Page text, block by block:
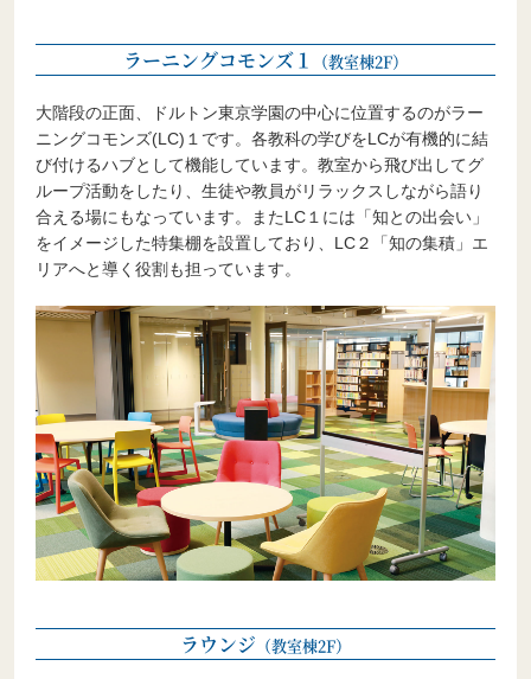
ラーニングコモンズ１ （教室棟2F）
大階段の正面、ドルトン東京学園の中心に位置するのがラー
ニングコモンズ(LC)１です。各教科の学びをLCが有機的に結
び付けるハブとして機能しています。教室から飛び出してグ
ループ活動をしたり、生徒や教員がリラックスしながら語り
合える場にもなっています。またLC１には「知との出会い」
をイメージした特集棚を設置しており、LC２「知の集積」エ
リアへと導く役割も担っています。
ラウンジ （教室棟2F）